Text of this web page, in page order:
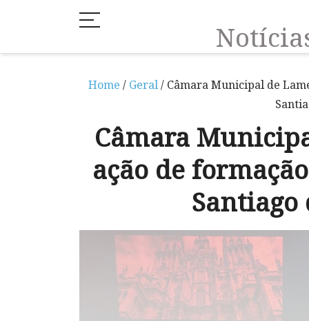
Home / Geral/ Câmara Municipal de
Câmara
ação de
Santiago